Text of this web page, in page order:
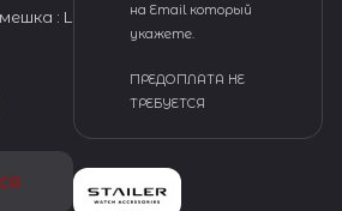
: L
на Email который
укажете.
ПРЕДОПЛАТА НЕ
ТРЕБУЕТСЯ